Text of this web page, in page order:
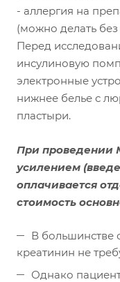
- аллергия на
(можно делать без
Перед
инсулиновую
электронные
нижнее белье с
пластыри.
При проведении
усилением
оплачивается
стоимость
В большинстве
креатинин не
Однако